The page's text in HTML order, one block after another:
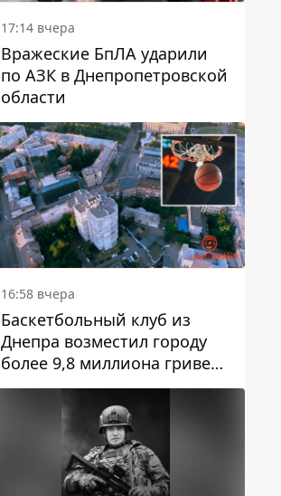
17:14 вчера
Вражеские БпЛА ударили
по АЗК в Днепропетровской
области
16:58 вчера
Баскетбольный клуб из
Днепра возместил городу
более 9,8 миллиона гривен
долга